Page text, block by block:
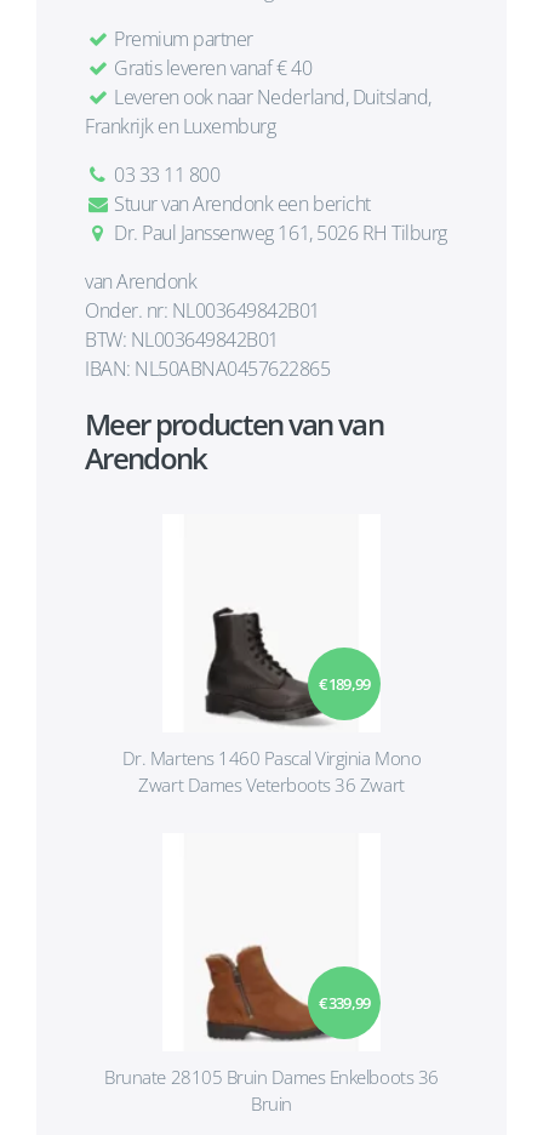
Premium partner
Gratis leveren vanaf € 40
Leveren ook naar Nederland, Duitsland,
Frankrijk en Luxemburg
03 33 11 800
Stuur van Arendonk een bericht
Dr. Paul Janssenweg 161, 5026 RH Tilburg
van Arendonk
Onder. nr: NL003649842B01
BTW: NL003649842B01
IBAN: NL50ABNA0457622865
Meer producten van van
Arendonk
€ 189,99
Dr. Martens 1460 Pascal Virginia Mono
Zwart Dames Veterboots 36 Zwart
€ 339,99
Brunate 28105 Bruin Dames Enkelboots 36
Bruin